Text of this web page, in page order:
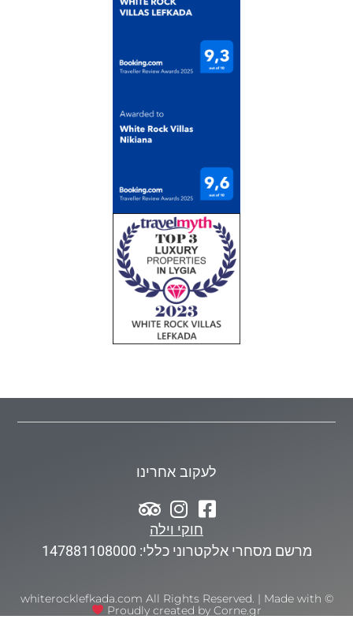
לעקוב אחרינו
חוקי וילה
מרשם מסחרי אלקטרוני כללי: 147881108000
© whiterocklefkada.com All Rights Reserved. | Made with
Proudly created by Corne.gr